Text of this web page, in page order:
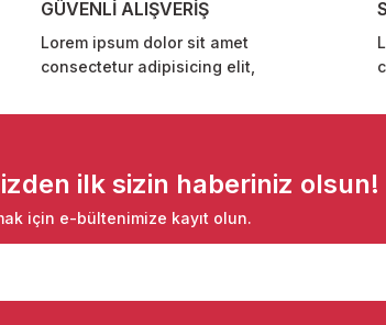
GÜVENLİ ALIŞVERİŞ
Lorem ipsum dolor sit amet
consectetur adipisicing elit,
ilk sizin haberiniz olsun!
için e-bültenimize kayıt olun.